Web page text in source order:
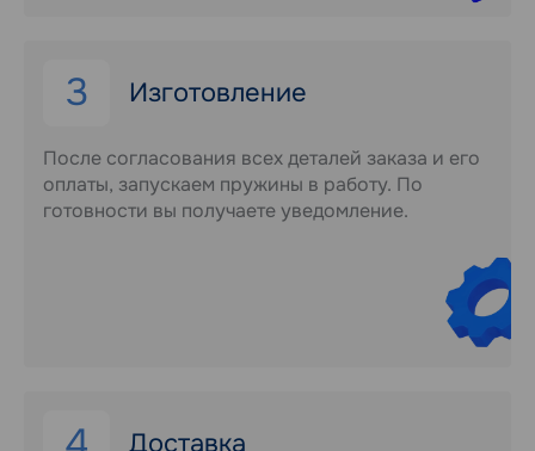
3 Изготовление
После согласования всех деталей заказа и его
оплаты, запускаем пружины в работу. По
готовности вы получаете уведомление.
Доставка